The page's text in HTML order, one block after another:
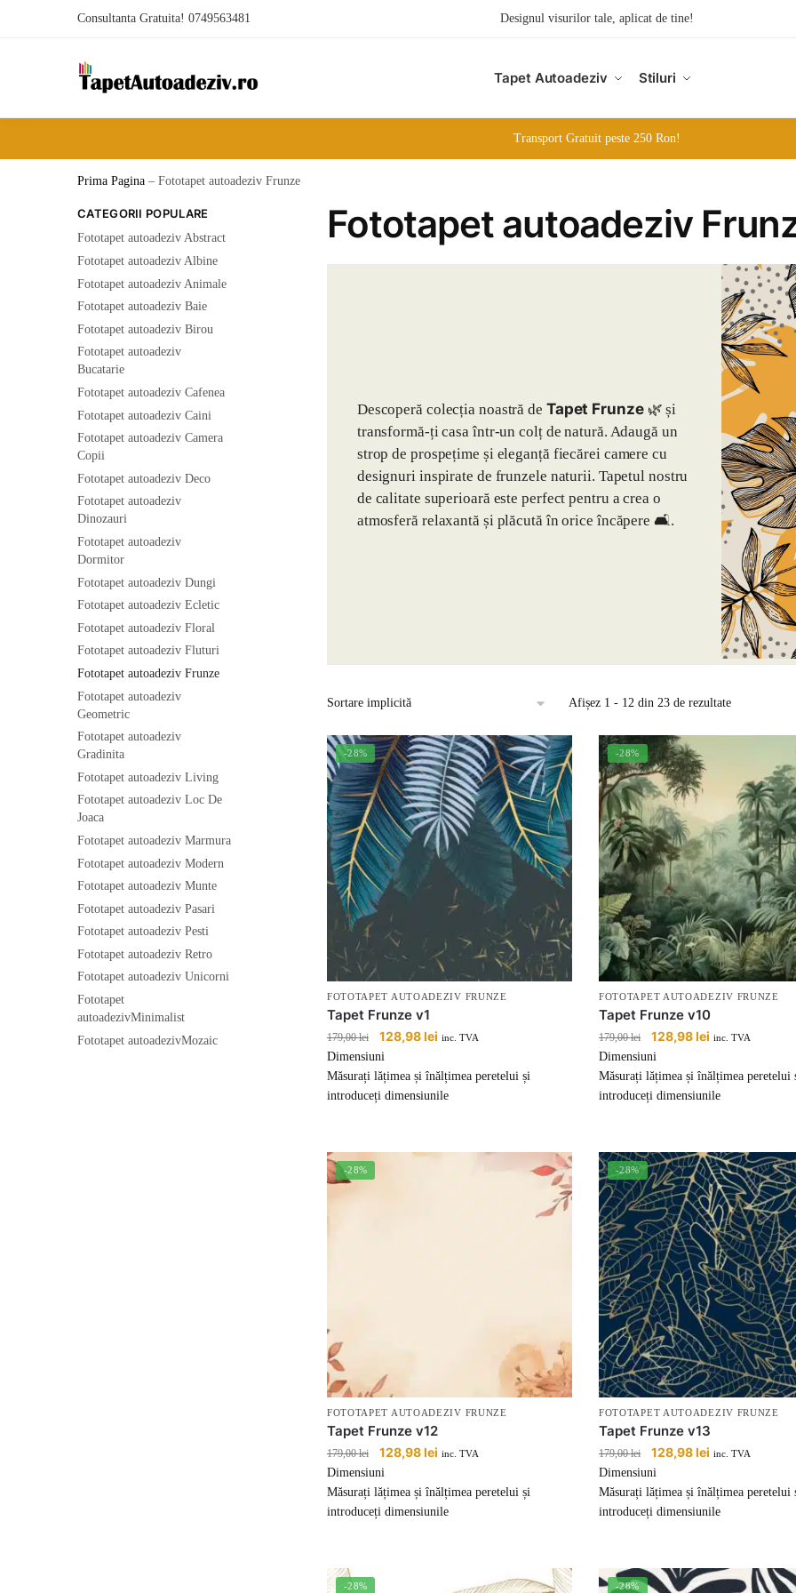
Consultanta Gratuita! 0749563481 Designul visurilor tale, aplicat de tine!
Tapet Autoadeziv Stiluri
Transport Gratuit peste 250 Ron!
Prima Pagina – Fototapet autoadeziv Frunze
Fototapet autoadeziv
Descoperă colecția noastră de Tapet Frunze🌿 și
transformă-ți casa într-un colț de natură. Adaugă un
strop de prospețime și eleganță fiecărei camere cu
designuri inspirate de frunzele naturii. Tapetul nostru
de calitate superioară este perfect pentru a crea o
atmosferă relaxantă și plăcută în orice încăpere 🛋️.
Afișez 1 - 12 din 23 de rezultate
-28%
FOTOTAPET AUTOADEZIV FRUNZE
Tapet Frunze v1
179,00lei
Prețul
inițial
a
fost:
128,98leiPrețul
este:
128,98 lei.
inc. TVA
Dimensiuni
Măsurați lățimea și înălțimea peretelui și
introduceți dimensiunile
-28%
FOTOTAPET AUTOADEZIV FRUNZE
Tapet Frunze v10
179,00lei
Prețul
inițial
a
fost:
128,98leiPrețul
este:
128,98 lei.
inc. TVA
Dimensiuni
Măsurați lățimea și înălțimea peretelui
introduceți dimensiunile
-28%
FOTOTAPET AUTOADEZIV FRUNZE
Tapet Frunze v12
179,00lei
Prețul
inițial
a
fost:
128,98leiPrețul
este:
128,98 lei.
inc. TVA
Dimensiuni
Măsurați lățimea și înălțimea peretelui și
introduceți dimensiunile
-28%
FOTOTAPET AUTOADEZIV FRUNZE
Tapet Frunze v13
179,00lei
Prețul
inițial
a
fost:
128,98leiPrețul
este:
128,98 lei.
inc. TVA
Dimensiuni
Măsurați lățimea și înălțimea peretelui
introduceți dimensiunile
-28% -28%
CATEGORII POPULARE
Fototapet autoadeziv Abstract
Fototapet autoadeziv Albine
Fototapet autoadeziv Animale
Fototapet autoadeziv Baie
Fototapet autoadeziv Birou
Fototapet autoadeziv
Bucatarie
Fototapet autoadeziv Cafenea
Fototapet autoadeziv Caini
Fototapet autoadeziv Camera
Copii
Fototapet autoadeziv Deco
Fototapet autoadeziv
Dinozauri
Fototapet autoadeziv
Dormitor
Fototapet autoadeziv Dungi
Fototapet autoadeziv Ecletic
Fototapet autoadeziv Floral
Fototapet autoadeziv Fluturi
Fototapet autoadeziv Frunze
Fototapet autoadeziv
Geometric
Fototapet autoadeziv
Gradinita
Fototapet autoadeziv Living
Fototapet autoadeziv Loc De
Joaca
Fototapet autoadeziv Marmura
Fototapet autoadeziv Modern
Fototapet autoadeziv Munte
Fototapet autoadeziv Pasari
Fototapet autoadeziv Pesti
Fototapet autoadeziv Retro
Fototapet autoadeziv Unicorni
Fototapet
autoadezivMinimalist
Fototapet autoadezivMozaic